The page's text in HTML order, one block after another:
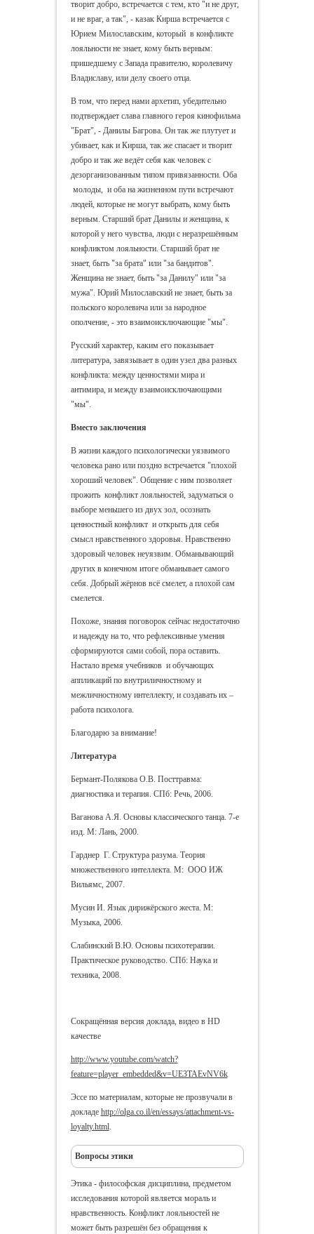
творит добро, встречается с тем, кто "и не друг,
и не враг, а так", - казак Кирша встречается с
Юрием Милославским, который в конфликте
лояльности не знает, кому быть верным:
пришедшему с Запада правителю, королевичу
Владиславу, или делу своего отца.
В том, что перед нами архетип, убедительно
подтверждает слава главного героя кинофильма
"Брат", - Данилы Багрова. Он так же плутует и
убивает, как и Кирша, так же спасает и творит
добро и так же ведёт себя как человек с
дезорганизованным типом привязанности. Оба
молоды, и оба на жизненном пути встречают
людей, которые не могут выбрать, кому быть
верным. Старший брат Данилы и женщина, к
которой у него чувства, люди с неразрешённым
конфликтом лояльности. Старший брат не
знает, быть "за брата" или "за бандитов".
Женщина не знает, быть "за Данилу" или "за
мужа". Юрий Милославский не знает, быть за
польского королевича или за народное
ополчение, - это взаимоисключающие "мы".
Русский характер, каким его показывает
литература, завязывает в один узел два разных
конфликта: между ценностями мира и
антимира, и между взаимоисключающими
"мы".
Вместо заключения
В жизни каждого психологически уязвимого
человека рано или поздно встречается "плохой
хороший человек". Общение с ним позволяет
прожить конфликт лояльностей, задуматься о
выборе меньшего из двух зол, осознать
ценностный конфликт и открыть для себя
смысл нравственного здоровья. Нравственно
здоровый человек неуязвим. Обманывающий
других в конечном итоге обманывает самого
себя. Добрый жёрнов всё смелет, а плохой сам
смелется.
Похоже, знания поговорок сейчас недостаточно
и надежду на то, что рефлексивные умения
сформируются сами собой, пора оставить.
Настало время учебников и обучающих
аппликаций по внутриличностному и
межличностному интеллекту, и создавать их –
работа психолога.
Благодарю за внимание!
Литература
Бермант-Полякова О.В. Посттравма:
диагностика и терапия. СПб: Речь, 2006.
Ваганова А.Я. Основы классического танца. 7-е
изд. М: Лань, 2000.
Гарднер Г. Структура разума. Теория
множественного интеллекта. М: ООО ИЖ
Вильямс, 2007.
Мусин И. Язык дирижёрского жеста. М:
Музыка, 2006.
Слабинский В.Ю. Основы психотерапии.
Практическое руководство. СПб: Наука и
техника, 2008.
Сокращённая версия доклада, видео в HD
качестве
http://www.youtube.com/watch?
feature=player_embedded&v=UE3TAEvNV6k
Эссе по материалам, которые не прозвучали в
докладе http://olga.co.il/en/essays/attachment-vs-
loyalty.html.
Вопросы этики
Этика - философская дисциплина, предметом
исследования которой является мораль и
нравственность. Конфликт лояльностей не
может быть разрешён без обращения к